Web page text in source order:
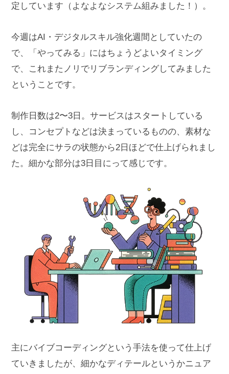
定しています（よなよなシステム組みました！）。
今週はAI・デジタルスキル強化週間としていたの
で、「やってみる」にはちょうどよいタイミング
で、これまたノリでリブランディングしてみました
ということです。
制作日数は2〜3日。サービスはスタートしている
し、コンセプトなどは決まっているものの、素材な
どは完全にサラの状態から2日ほどで仕上げられまし
た。細かな部分は3日目にって感じです。
主にバイブコーディングという手法を使って仕上げ
ていきましたが、細かなディテールというかニュア